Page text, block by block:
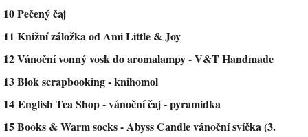
10 Pečený čaj
11 Knižní záložka od Ami Little & Joy
12 Vánoční vonný vosk do aromalampy - V&T Handmade
13 Blok scrapbooking - knihomol
14 English Tea Shop - vánoční čaj - pyramidka
15 Books & Warm socks - Abyss Candle vánoční svíčka (3.